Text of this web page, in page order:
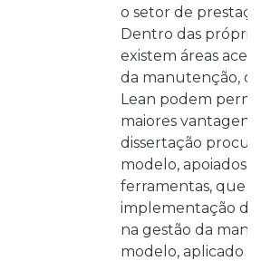
o setor de
Dentro das
existem áreas
da manutenção,
Lean podem
maiores
dissertação
modelo, apoiados
ferramentas, que
implementação
na gestão da
modelo, aplicado